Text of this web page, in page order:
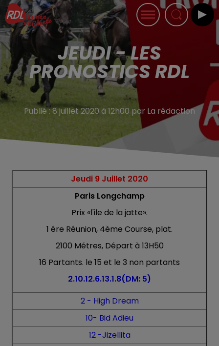
JEUDI - LES
PRONOSTICS RDL
Publié : 8 juillet 2020 à 12h00 par La rédaction
Jeudi 9 Juillet 2020
Paris Longchamp
Prix «l'ile de la jatte».
1 ére Réunion, 4ème Course, plat.
2100 Métres, Départ à 13H50
16 Partants. le 15 et le 3 non partants
2.10.12.6.13.1.8(DM: 5)
2 - High Dream
10- Bid Adieu
12 -Jizellita